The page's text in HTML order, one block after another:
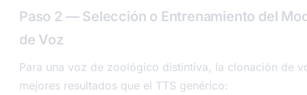
Paso 2 — Selección o Entrenamiento del
de Voz
Para una voz de zoológico distintiva, la clonación de
mejores resultados que el TTS genérico: